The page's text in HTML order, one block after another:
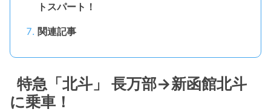
トスパート！
関連記事
特急「北斗」 長万部→新函館北斗
に乗車！